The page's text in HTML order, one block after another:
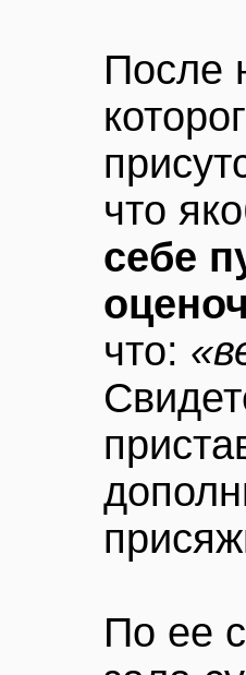
После
что
себе
что:
По ее